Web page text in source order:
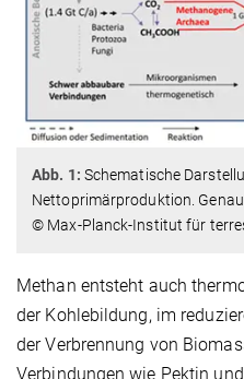
Abb. 1: Schematische
Nettoprimärproduktion.
© Max-Planck-Institut für
Methan entsteht auch
der Kohlebildung, im
der Verbrennung von
Verbindungen wie Pektin